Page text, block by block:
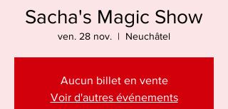
Sacha's Magic Show
ven. 28 nov.
  |
Neuchâtel
Aucun billet en vente
Voir d'autres événements